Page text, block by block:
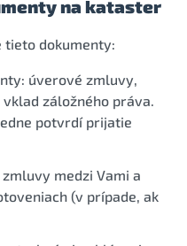
na kataster
tieto dokumenty:
úverové zmluvy,
záložného práva.
potvrdí prijatie
medzi Vami a
(v prípade, ak